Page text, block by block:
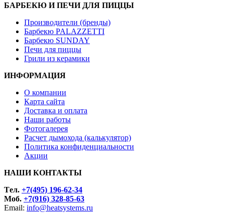
БАРБЕКЮ И ПЕЧИ ДЛЯ ПИЦЦЫ
Производители (бренды)
Барбекю PALAZZETTI
Барбекю SUNDAY
Печи для пиццы
Грили из керамики
ИНФОРМАЦИЯ
О компании
Карта сайта
Доставка и оплата
Наши работы
Фотогалерея
Расчет дымохода (калькулятор)
Политика конфиденциальности
Акции
НАШИ КОНТАКТЫ
Tел. +7(495) 196-62-34
Моб. +7(916) 328-85-63
Email: info@heatsystems.ru